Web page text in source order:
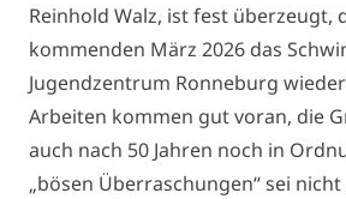
Reinhold Walz, ist fest überzeugt,
kommenden März 2026 das
Jugendzentrum Ronneburg
Arbeiten kommen gut voran, die
auch nach 50 Jahren noch in
„bösen Überraschungen“ sei